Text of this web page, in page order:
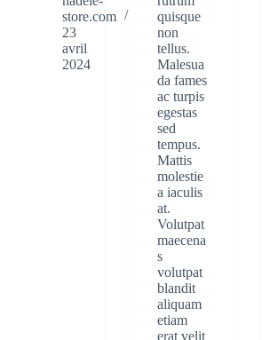
store.com
23
avril
2024
quisque
non
tellus.
Malesua
da fames
ac turpis
egestas
sed
tempus.
Mattis
molestie
a iaculis
at.
Volutpat
maecena
s
volutpat
blandit
aliquam
etiam
erat velit